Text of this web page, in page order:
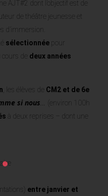
AJT#2 dont l’objectif est de
de théâtre jeunesse et
d’immersion.
sélectionnée pour
de deux années
, les élèves de CM2 et de 6e
si nous…
(environ 100h
à deux reprises – dont une
entre janvier et